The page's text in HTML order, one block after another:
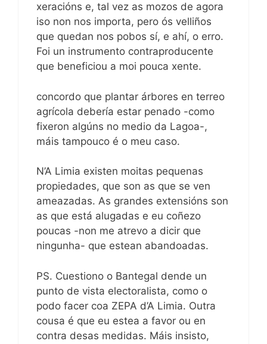
xeracións e, tal vez as mozos de agora
iso non nos importa, pero ós velliños
que quedan nos pobos sí, e ahí, o erro.
Foi un instrumento contraproducente
que beneficiou a moi pouca xente.
concordo que plantar árbores en terreo
agrícola debería estar penado -como
fixeron algúns no medio da Lagoa-,
máis tampouco é o meu caso.
N’A Limia existen moitas pequenas
propiedades, que son as que se ven
ameazadas. As grandes extensións son
as que está alugadas e eu coñezo
poucas -non me atrevo a dicir que
ningunha- que estean abandoadas.
PS. Cuestiono o Bantegal dende un
punto de vista electoralista, como o
podo facer coa ZEPA d’A Limia. Outra
cousa é que eu estea a favor ou en
contra desas medidas. Máis insisto,